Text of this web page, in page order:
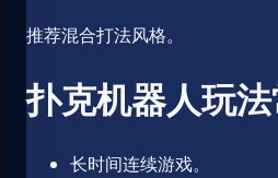
推荐混合打法风格。
扑克机器人玩
长时间连续游戏。